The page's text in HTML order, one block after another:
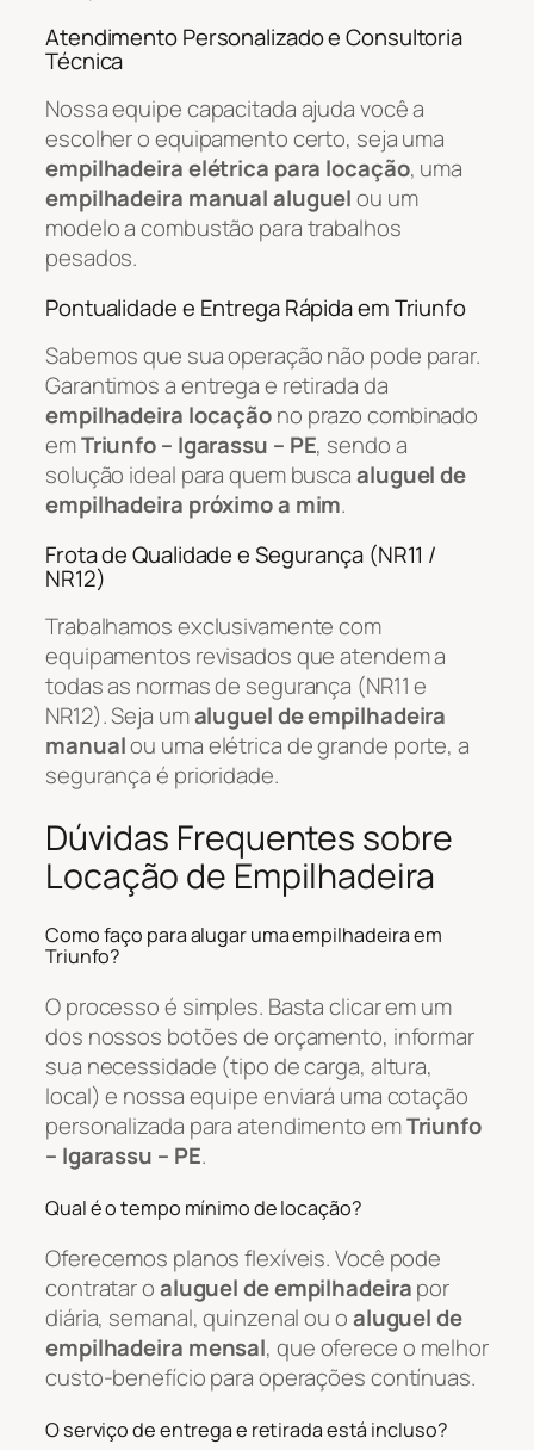
Atendimento Personalizado e Consultoria
Técnica
Nossa equipe capacitada ajuda você a
escolher o equipamento certo, seja uma
empilhadeira elétrica para locação, uma
empilhadeira manual aluguelou um
modelo a combustão para trabalhos
pesados.
Pontualidade e Entrega Rápida em Triunfo
Sabemos que sua operação não pode parar.
Garantimos a entrega e retirada da
empilhadeira locaçãono prazo combinado
emTriunfo – Igarassu – PE, sendo a
solução ideal para quem buscaaluguel de
empilhadeira próximo a mim.
Frota de Qualidade e Segurança (NR11 /
NR12)
Trabalhamos exclusivamente com
equipamentos revisados que atendem a
todas as normas de segurança (NR11 e
NR12). Seja umaluguel de empilhadeira
manualou uma elétrica de grande porte, a
segurança é prioridade.
Dúvidas Frequentes sobre
Locação de Empilhadeira
Como faço para alugar uma empilhadeira em
Triunfo?
O processo é simples. Basta clicar em um
dos nossos botões de orçamento, informar
sua necessidade (tipo de carga, altura,
local) e nossa equipe enviará uma cotação
personalizada para atendimento emTriunfo
– Igarassu – PE.
Qual é o tempo mínimo de locação?
Oferecemos planos flexíveis. Você pode
contratar oaluguel de empilhadeirapor
diária, semanal, quinzenal ou oaluguel de
empilhadeira mensal, que oferece o melhor
custo-benefício para operações contínuas.
O serviço de entrega e retirada está incluso?